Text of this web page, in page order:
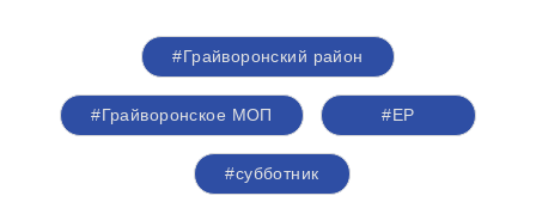
#Грайворонский район
#Грайворонское МОП #ЕР
#субботник